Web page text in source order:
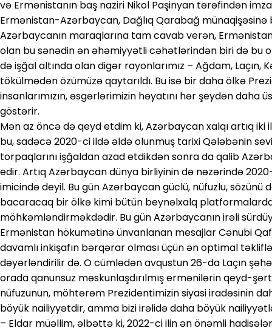
və Ermənistanın baş naziri Nikol Paşinyan tərəfindən
Ermənistan-Azərbaycan, Dağlıq Qarabağ münaqişəsinə
Azərbaycanın maraqlarına tam cavab verən,
olan bu sənədin ən əhəmiyyətli cəhətlərindən biri də bu
də işğal altında olan digər rayonlarımız – Ağdam, Laçın,
tökülmədən özümüzə qaytarıldı. Bu isə bir daha ölkə
insanlarımızın, əsgərlərimizin həyatını hər şeydən daha
göstərir.
Mən az öncə də qeyd etdim ki, Azərbaycan xalqı artıq iki
bu, sadəcə 2020-ci ildə əldə olunmuş tarixi Qələbənin
torpaqlarını işğaldan azad etdikdən sonra da qalib
edir. Artıq Azərbaycan dünya birliyinin də nəzərində
imicində deyil. Bu gün Azərbaycan güclü, nüfuzlu,
bacaracaq bir ölkə kimi bütün beynəlxalq
möhkəmləndirməkdədir. Bu gün Azərbaycanın irəli
Ermənistan hökumətinə ünvanlanan mesajlar Cənubi
davamlı inkişafın bərqərar olması üçün ən optimal
dəyərləndirilir də. O cümlədən avqustun 26-da Laçın
orada qanunsuz məskunlaşdırılmış ermənilərin qeyd-
nüfuzunun, möhtərəm Prezidentimizin siyasi iradəsinin
böyük nailiyyətdir, amma bizi irəlidə daha böyük
– Eldar müəllim, əlbəttə ki, 2022-ci ilin ən önəmli